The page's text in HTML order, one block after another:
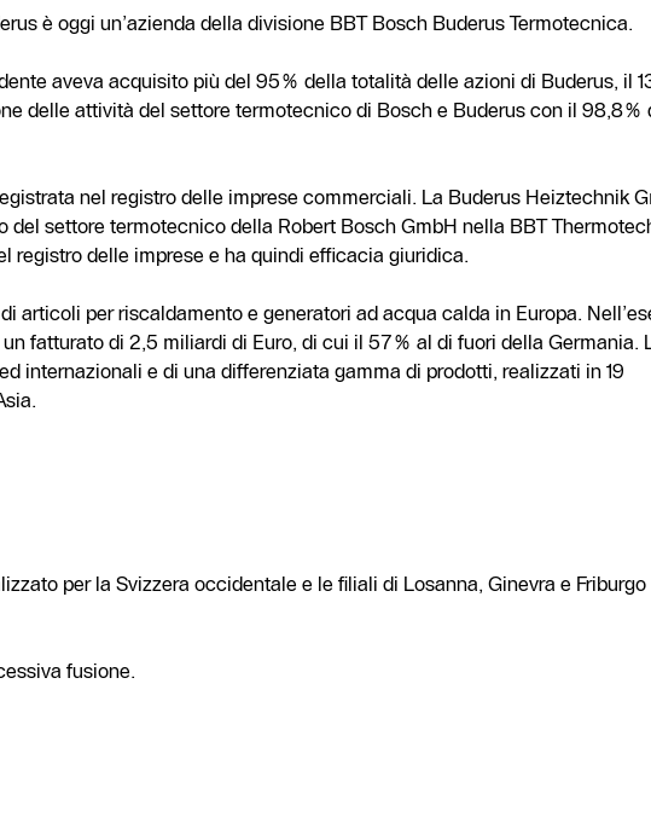
è oggi un’azienda della divisione BBT Bosch Buderus Termotecnica.
aveva acquisito più del 95% della totalità delle azioni di Buderus, il
delle attività del settore termotecnico di Bosch e Buderus con il 98,8%
nel registro delle imprese commerciali. La Buderus Heiztechnik
del settore termotecnico della Robert Bosch GmbH nella BBT
registro delle imprese e ha quindi efficacia giuridica.
articoli per riscaldamento e generatori ad acqua calda in Europa.
fatturato di 2,5 miliardi di Euro, di cui il 57% al di fuori della Germania.
internazionali e di una differenziata gamma di prodotti, realizzati in 19
per la Svizzera occidentale e le filiali di Losanna, Ginevra e Friburgo
fusione.